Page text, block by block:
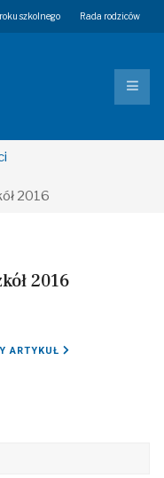
szkolnego Rada rodziców
2016
2016
W WYCISKANIU SZTANGI
ARTYKUŁ: VIII KONKURS
ARTYKUŁ